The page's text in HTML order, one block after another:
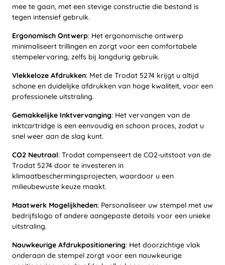
mee te gaan, met een stevige constructie die bestand is
tegen intensief gebruik.
Ergonomisch Ontwerp: Het ergonomische ontwerp
minimaliseert trillingen en zorgt voor een comfortabele
stempelervaring, zelfs bij langdurig gebruik.
Vlekkeloze Afdrukken: Met de Trodat 5274 krijgt u altijd
schone en duidelijke afdrukken van hoge kwaliteit, voor een
professionele uitstraling.
Gemakkelijke Inktvervanging: Het vervangen van de
inktcartridge is een eenvoudig en schoon proces, zodat u
snel weer aan de slag kunt.
CO2 Neutraal: Trodat compenseert de CO2-uitstoot van de
Trodat 5274 door te investeren in
klimaatbeschermingsprojecten, waardoor u een
milieubewuste keuze maakt.
Maatwerk Mogelijkheden: Personaliseer uw stempel met uw
bedrijfslogo of andere aangepaste details voor een unieke
uitstraling.
Nauwkeurige Afdrukpositionering: Het doorzichtige vlak
onderaan de stempel zorgt voor een nauwkeurige